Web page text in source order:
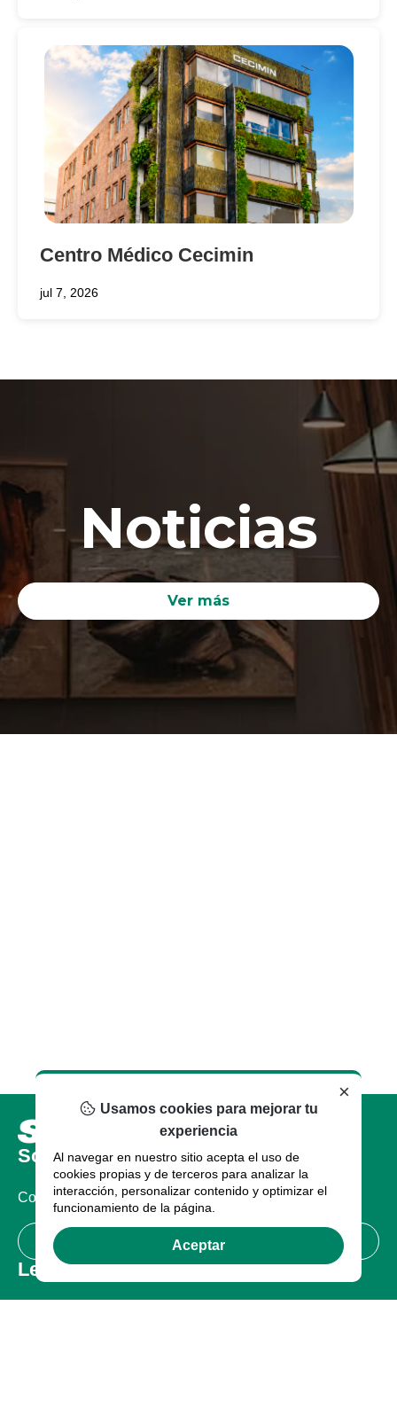
Centro Médico Cecimin
jul 7, 2026
Noticias
Ver más
Sobre nosotros
Compañia
Certificaciones
Legal
×
Usamos cookies para mejorar tu
experiencia
Al navegar en nuestro sitio acepta el uso de
cookies propias y de terceros para analizar la
interacción, personalizar contenido y optimizar el
funcionamiento de la página.
Aceptar